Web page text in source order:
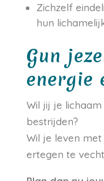
Zichzelf
hun
Gun
energie
Wil jij je
bestrijden?
Wil je leven
ertegen te